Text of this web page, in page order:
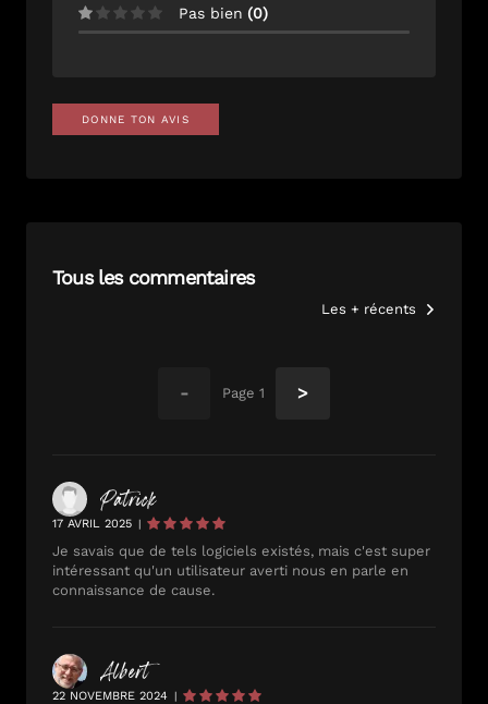
Pas bien (0)
DONNE TON AVIS
Tous les commentaires
Les + récents
- Page 1 >
Patrick
17 AVRIL 2025 |
Je savais que de tels logiciels existés, mais c'est super
intéressant qu'un utilisateur averti nous en parle en
connaissance de cause.
Albert
22 NOVEMBRE 2024 |